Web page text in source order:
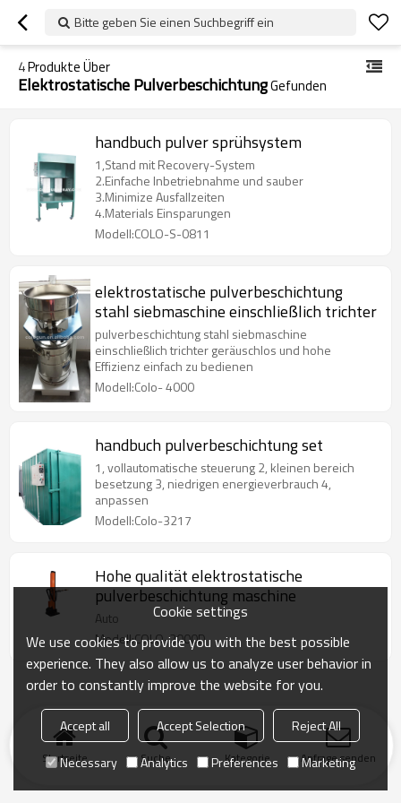
Bitte geben Sie einen Suchbegriff ein
4Produkte Über
Elektrostatische PulverbeschichtungGefunden
handbuch pulver sprühsystem
1,Stand mit Recovery-System
2.Einfache Inbetriebnahme und sauber
3.Minimize Ausfallzeiten
4.Materials Einsparungen
Modell:COLO-S-0811
elektrostatische pulverbeschichtung
stahl siebmaschine einschließlich trichter
pulverbeschichtung stahl siebmaschine
einschließlich trichter geräuschlos und hohe
Effizienz einfach zu bedienen
Modell:Colo- 4000
handbuch pulverbeschichtung set
1, vollautomatische steuerung 2, kleinen bereich
besetzung 3, niedrigen energieverbrauch 4,
anpassen
Modell:Colo-3217
Hohe qualität elektrostatische
pulverbeschichtung maschine
Auto
Modell:COLO-2000D
Startseite Suche Kategorie Anfrage senden
Cookie settings
We use cookies to provide you with the best possible
experience. They also allow us to analyze user behavior in
order to constantly improve the website for you.
Accept all Accept Selection
Reject All
Necessary
Analytics Preferences Marketing